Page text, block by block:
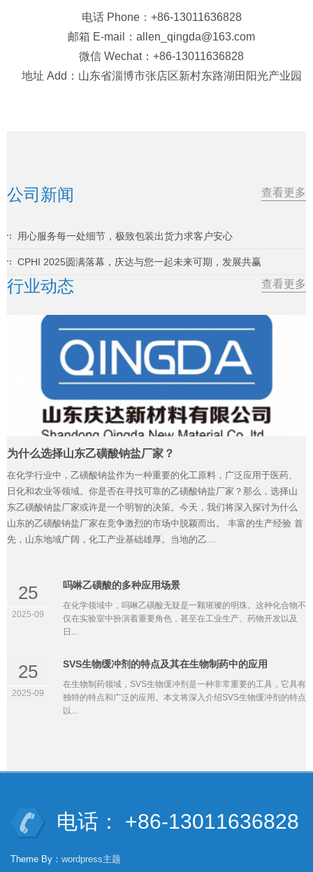
电话 Phone：+86-13011636828
邮箱 E-mail：allen_qingda@163.com
微信 Wechat：+86-13011636828
地址 Add：山东省淄博市张店区新村东路湖田阳光产业园
公司新闻 查看更多
用心服务每一处细节，极致包装出货力求客户安心
CPHI 2025圆满落幕，庆达与您一起未来可期，发展共赢
行业动态 查看更多
为什么选择山东乙磺酸钠盐厂家？
在化学行业中，乙磺酸钠盐作为一种重要的化工原料，广泛应用于医药、
日化和农业等领域。你是否在寻找可靠的乙磺酸钠盐厂家？那么，选择山
东乙磺酸钠盐厂家或许是一个明智的决策。今天，我们将深入探讨为什么
山东的乙磺酸钠盐厂家在竞争激烈的市场中脱颖而出。 丰富的生产经验 首
先，山东地域广阔，化工产业基础雄厚。当地的乙...
25
2025-09
吗啉乙磺酸的多种应用场景
在化学领域中，吗啉乙磺酸无疑是一颗璀璨的明珠。这种化合物不
仅在实验室中扮演着重要角色，甚至在工业生产、药物开发以及
日...
25
2025-09
SVS生物缓冲剂的特点及其在生物制药中的应用
在生物制药领域，SVS生物缓冲剂是一种非常重要的工具，它具有
独特的特点和广泛的应用。本文将深入介绍SVS生物缓冲剂的特点
以...
电话： +86-13011636828
Theme By： wordpress主题